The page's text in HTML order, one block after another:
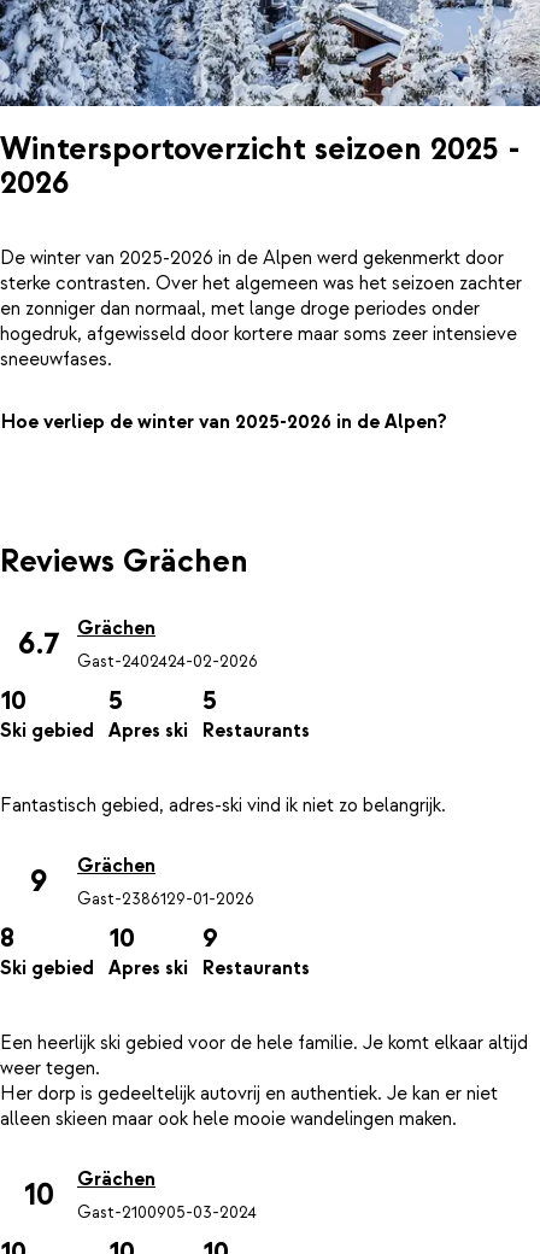
Wintersportoverzicht seizoen 2025 -
2026
De winter van 2025-2026 in de Alpen werd gekenmerkt door
sterke contrasten. Over het algemeen was het seizoen zachter
en zonniger dan normaal, met lange droge periodes onder
hogedruk, afgewisseld door kortere maar soms zeer intensieve
sneeuwfases.
Hoe verliep de winter van 2025-2026 in de Alpen?
Reviews Grächen
6.7 Grächen
Gast-2402424-02-2026
10
Ski gebied
5
Apres ski
5
Restaurants
9 Grächen
Gast-2386129-01-2026
8
Ski gebied
10
Apres ski
9
Restaurants
Een heerlijk ski gebied voor de hele familie. Je komt elkaar altijd
weer tegen.
Her dorp is gedeeltelijk autovrij en authentiek. Je kan er niet
10 Grächen
Gast-2100905-03-2024